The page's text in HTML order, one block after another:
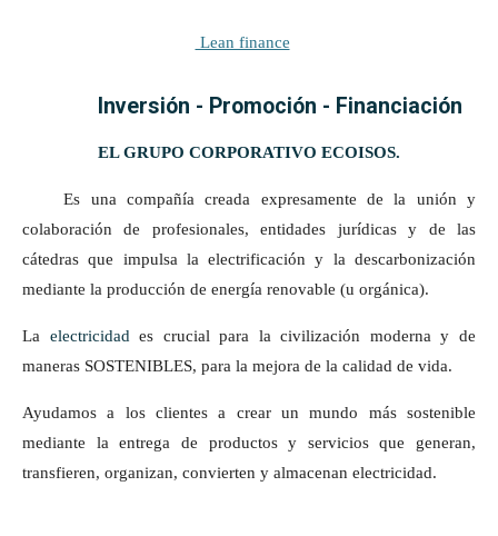
Lean finance
Inversión - Promoción - Financiación
EL GRUPO CORPORATIVO ECOISOS.
Es una compañíacreada expresamente de la unión y
colaboración de profesionales, entidades jurídicas y de las
cátedras que impulsa la electrificación y la descarbonización
mediante la producción de energía renovable (u orgánica).
La electricidades crucial para la civilización moderna y de
maneras SOSTENIBLES, para la mejora de la calidad de vida.
Ayudamos a los clientes a crear un mundo más sostenible
mediante la entrega de productos y servicios que generan,
transfieren, organizan, convierten y almacenan electricidad.